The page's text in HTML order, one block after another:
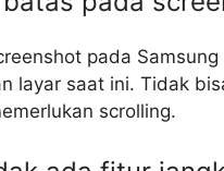
pada
layar saat ini. Tidak
scrolling.